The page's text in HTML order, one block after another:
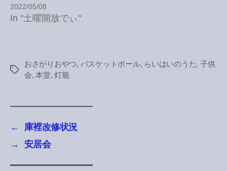
2022/05/08
In "土曜開放でぃ"
Tags
おさがりおやつ, バスケットボール, らいはいのうた, 子供
会,本堂,灯籠
←
庫裡改修状況
→
安居会